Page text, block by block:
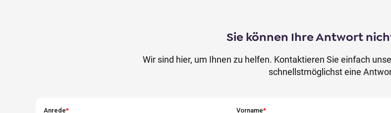
Sie können Ihre Antwort
Wir sind hier, um Ihnen zu helfen. Kontaktieren Sie einfach
schnellstmöglichst eine